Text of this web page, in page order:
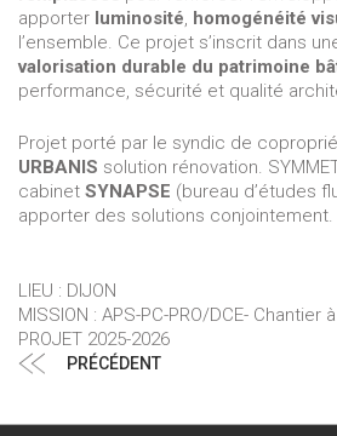
apporter luminosité, homogénéité
l’ensemble. Ce projet s’inscrit dans
valorisation durable du patrimoine
performance, sécurité et qualité
Projet porté par le syndic de
URBANIS solution rénovation.
cabinet SYNAPSE (bureau d’études
apporter des solutions conjointement.
LIEU : DIJON
MISSION : APS-PC-PRO/DCE- Chantier
PROJET 2025-2026
Navigation
Article
PRÉCÉDENT